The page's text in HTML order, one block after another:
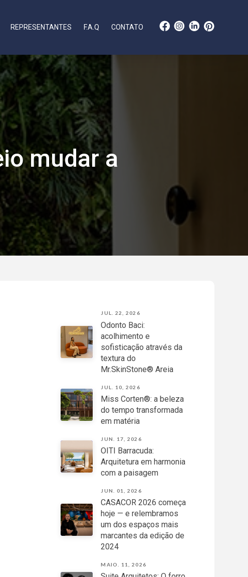
REPRESENTANTES F.A.Q CONTATO
mudar a
JUL. 22, 2026
Odonto Baci:
acolhimento e
sofisticação através da
textura do
Mr.SkinStone® Areia
JUL. 10, 2026
Miss Corten®: a beleza
do tempo transformada
em matéria
JUN. 17, 2026
OITI Barracuda:
Arquitetura em harmonia
com a paisagem
JUN. 01, 2026
CASACOR 2026 começa
hoje — e relembramos
um dos espaços mais
marcantes da edição de
2024
MAIO. 11, 2026